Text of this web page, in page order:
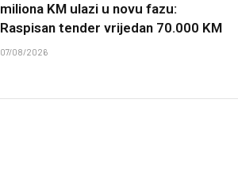
miliona KM ulazi u novu fazu:
Raspisan tender vrijedan 70.000 KM
07/08/2026